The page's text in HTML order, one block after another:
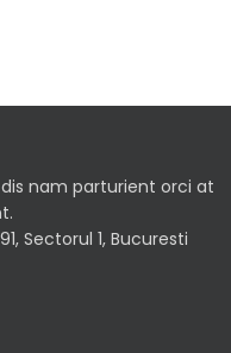
nam parturient orci at
Sectorul 1, Bucuresti